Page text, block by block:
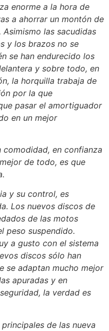
enorme a la hora de
a ahorrar un montón de
las sacudidas
y los brazos no se
se han endurecido los
y sobre todo, en
la horquilla trabaja de
por la que
pasar el amortiguador
en un mejor
comodidad, en confianza
de todo, es que
y su control, es
Los nuevos discos de
de las motos
peso suspendido.
a gusto con el sistema
discos sólo han
se adaptan mucho mejor
apuradas y en
la verdad es
de las nueva